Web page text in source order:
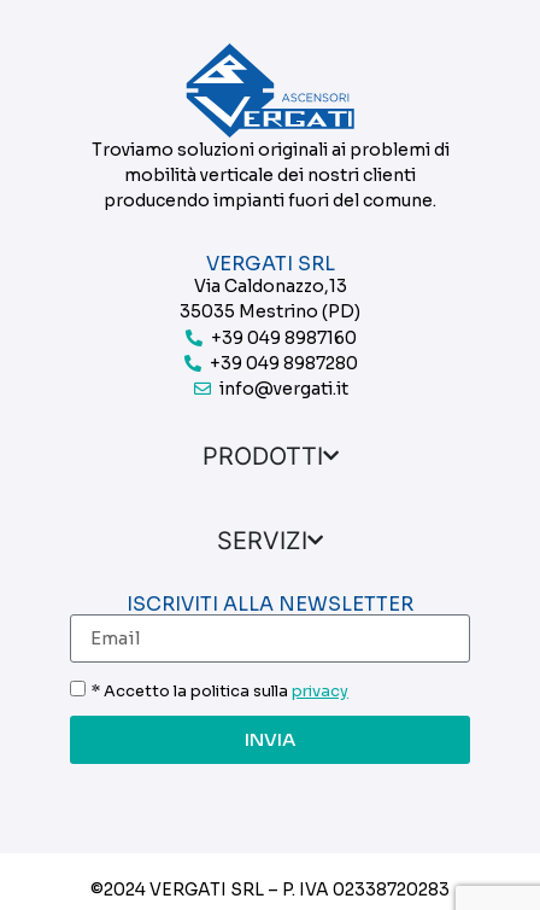
Troviamo soluzioni originali ai problemi di
mobilità verticale dei nostri clienti
producendo impianti fuori del comune.
VERGATI SRL
Via Caldonazzo,13
35035 Mestrino (PD)
+39 049 8987160
+39 049 8987280
info@vergati.it
PRODOTTI
SERVIZI
ISCRIVITI ALLA NEWSLETTER
* Accetto la politica sulla privacy
INVIA
©2024 VERGATI SRL – P. IVA 02338720283